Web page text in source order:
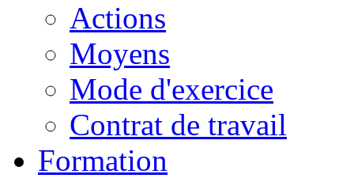
Actions
Moyens
Mode d'exercice
Contrat de travail
Formation